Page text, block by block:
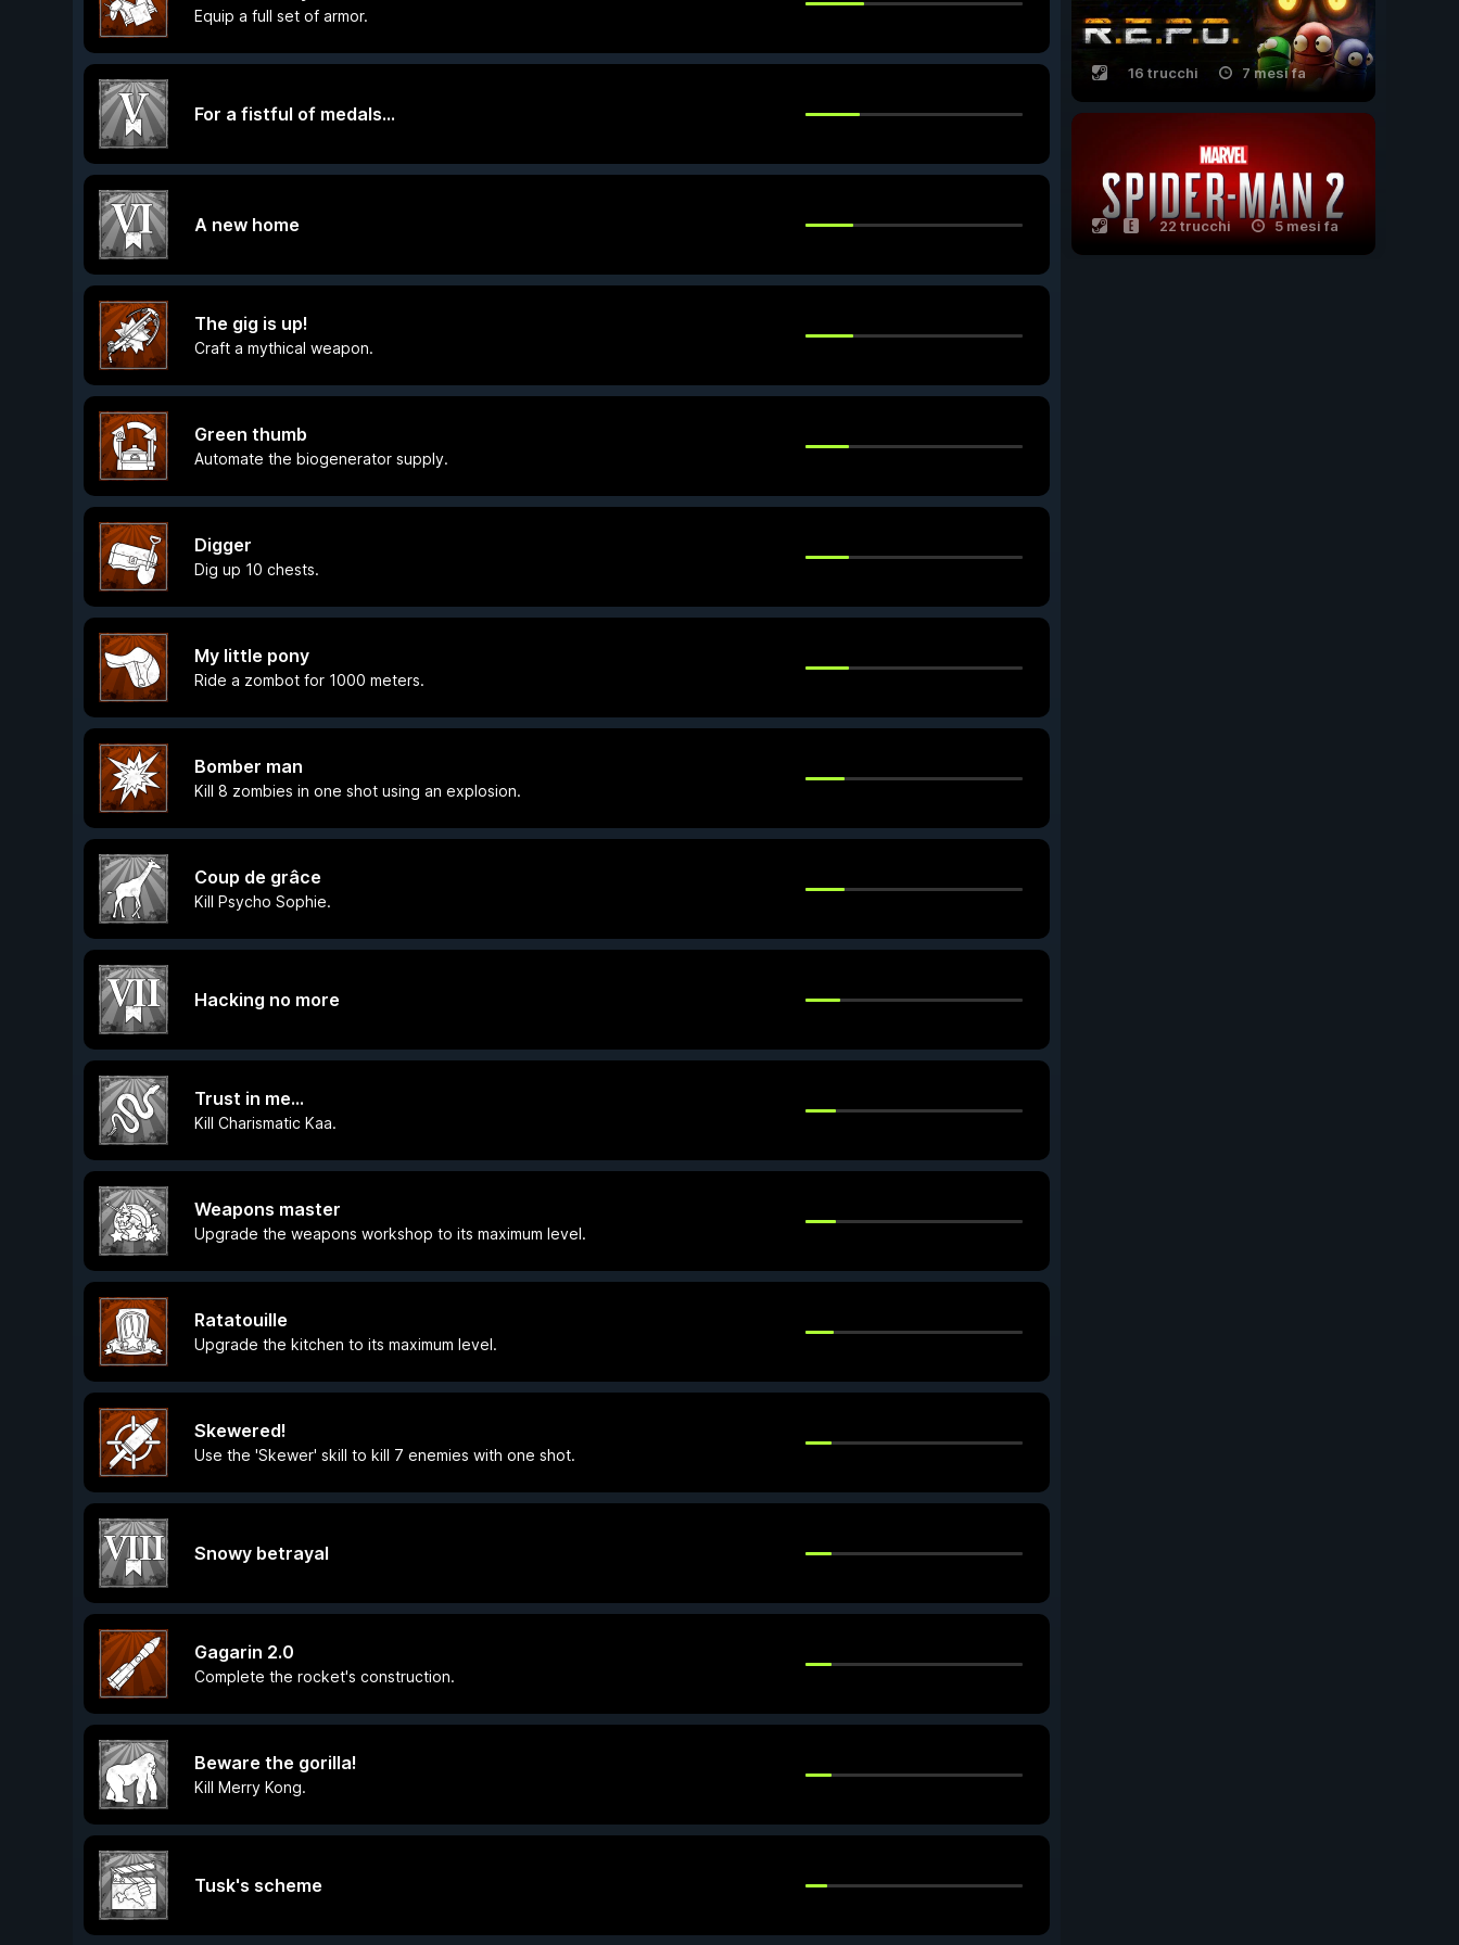
Equip a full set of armor.
For a fistful of medals...
A new home
The gig is up!
Craft a mythical weapon.
Green thumb
Automate the biogenerator supply.
Digger
Dig up 10 chests.
My little pony
Ride a zombot for 1000 meters.
Bomber man
Kill 8 zombies in one shot using an explosion.
Coup de grâce
Kill Psycho Sophie.
Hacking no more
Trust in me...
Kill Charismatic Kaa.
Weapons master
Upgrade the weapons workshop to its maximum level.
Ratatouille
Upgrade the kitchen to its maximum level.
Skewered!
Use the 'Skewer' skill to kill 7 enemies with one shot.
Snowy betrayal
Gagarin 2.0
Complete the rocket's construction.
Beware the gorilla!
Kill Merry Kong.
Tusk's scheme
16 trucchi 7 mesi fa
22 trucchi 5 mesi fa